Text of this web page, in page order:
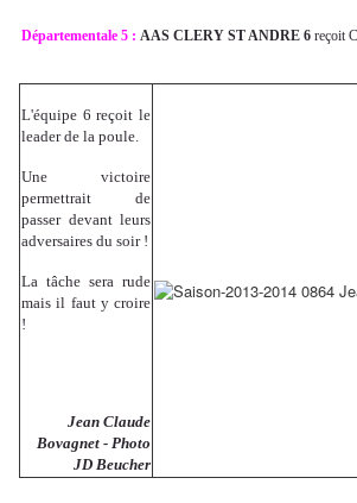
Départementale 5 : AAS CLERY ST ANDRE 6reçoit
L'équipe 6 reçoit le
leader de la poule.
Une victoire
permettrait de
passer devant leurs
adversaires du soir !
La tâche sera rude
mais il faut y croire
!
Jean Claude
Bovagnet - Photo
JD Beucher